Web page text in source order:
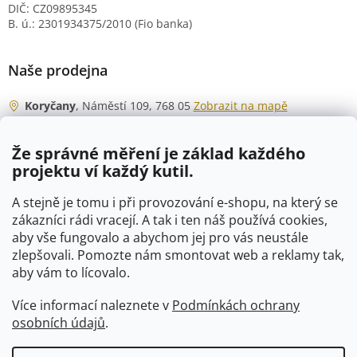
Že správné měření je základ každého
projektu ví každý kutil.
A stejně je tomu i při provozování e-shopu, na který se
zákazníci rádi vracejí. A tak i ten náš používá cookies,
aby vše fungovalo a abychom jej pro vás neustále
zlepšovali. Pomozte nám smontovat web a reklamy tak,
aby vám to lícovalo.
Více informací naleznete v Podmínkách ochrany
osobních údajů.
DIČ: CZ09895345
B. ú.: 2301934375/2010 (Fio banka)
Naše prodejna
Koryčany, Náměstí 109, 768 05 Zobrazit na mapě
Po - Čt
06:00 - 07:00
07:30 - 15:30
Pá
06:00 - 07:00
07:30 - 15:00
So
07:00 - 10:00
Ne
zavřeno